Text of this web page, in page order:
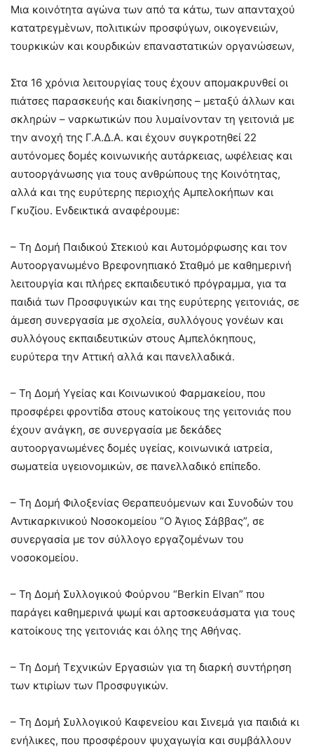
Μια κοινότητα αγώνα των από τα κάτω, των απανταχού
κατατρεγμὲνων, πολιτικών προσφύγων, οικογενειών,
τουρκικών και κουρδικών επαναστατικών οργανώσεων,
Στα 16 χρόνια λειτουργίας τους έχουν απομακρυνθεί οι
πιάτσες παρασκευής και διακίνησης – μεταξύ άλλων και
σκληρών – ναρκωτικών που λυμαίνονταν τη γειτονιά με
την ανοχή της Γ.Α.Δ.Α. και έχουν συγκροτηθεί 22
αυτόνομες δομές κοινωνικής αυτάρκειας, ωφέλειας και
αυτοοργάνωσης για τους ανθρώπους της Κοινότητας,
αλλά και της ευρύτερης περιοχής Αμπελοκήπων και
Γκυζίου. Ενδεικτικά αναφέρουμε:
– Τη Δομή Παιδικού Στεκιού και Αυτομόρφωσης και τον
Αυτοοργανωμένο Βρεφονηπιακό Σταθμό με καθημερινή
λειτουργία και πλήρες εκπαιδευτικό πρόγραμμα, για τα
παιδιά των Προσφυγικών και της ευρύτερης γειτονιάς, σε
άμεση συνεργασία με σχολεία, συλλόγους γονέων και
συλλόγους εκπαιδευτικών στους Αμπελόκηπους,
ευρύτερα την Αττική αλλά και πανελλαδικά.
– Τη Δομή Υγείας και Κοινωνικού Φαρμακείου, που
προσφέρει φροντίδα στους κατοίκους της γειτονιάς που
έχουν ανάγκη, σε συνεργασία με δεκάδες
αυτοοργανωμένες δομές υγείας, κοινωνικά ιατρεία,
σωματεία υγειονομικών, σε πανελλαδικό επίπεδο.
– Τη Δομή Φιλοξενίας Θεραπευόμενων και Συνοδών του
Αντικαρκινικού Νοσοκομείου “Ο Άγιος Σάββας”, σε
συνεργασία με τον σύλλογο εργαζομένων του
νοσοκομείου.
– Τη Δομή Συλλογικού Φούρνου “Berkin Elvan” που
παράγει καθημερινά ψωμί και αρτοσκευάσματα για τους
κατοίκους της γειτονιάς και όλης της Αθήνας.
– Τη Δομή Τεχνικών Εργασιών για τη διαρκή συντήρηση
των κτιρίων των Προσφυγικών.
– Τη Δομή Συλλογικού Καφενείου και Σινεμά για παιδιά κι
ενήλικες, που προσφέρουν ψυχαγωγία και συμβάλλουν